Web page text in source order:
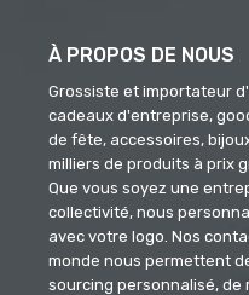
À PROPOS DE NOUS
Grossiste et importateur
cadeaux d'entreprise,
de fête, accessoires,
milliers de produits à prix
Que vous soyez une
collectivité, nous
avec votre logo. Nos
monde nous permettent
sourcing personnalisé,